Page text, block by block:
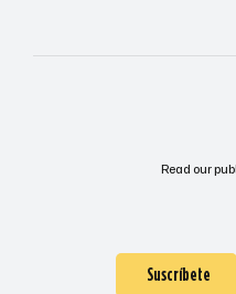
Read our
Suscríbete